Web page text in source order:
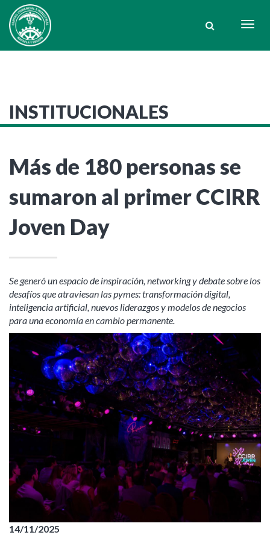
INSTITUCIONALES
Más de 180 personas se
sumaron al primer CCIRR
Joven Day
Se generó un espacio de inspiración, networking y debate sobre los
desafíos que atraviesan las pymes: transformación digital,
inteligencia artificial, nuevos liderazgos y modelos de negocios
para una economía en cambio permanente.
14/11/2025